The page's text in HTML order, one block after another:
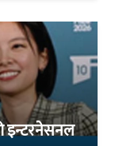
इन्टरनेसनल